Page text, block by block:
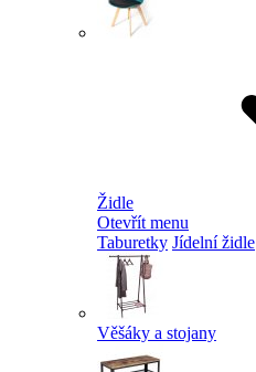
Židle
Otevřít menu
Taburetky Jídelní židle
Věšáky a stojany